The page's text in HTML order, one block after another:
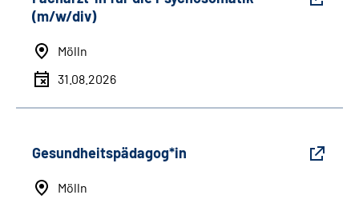
(m/w/div)
Mölln
31.08.2026
Gesundheitspädagog*in
Mölln